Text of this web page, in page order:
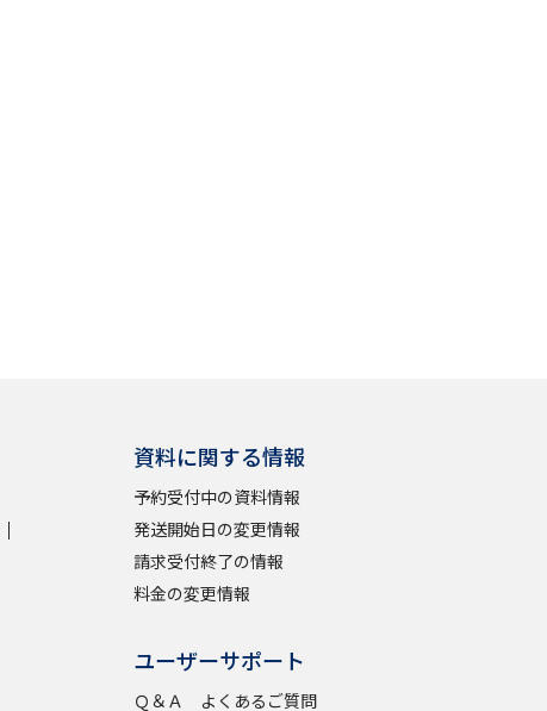
資料に関する情報
予約受付中の資料情報
発送開始日の変更情報
請求受付終了の情報
料金の変更情報
ユーザーサポート
Ｑ＆Ａ よくあるご質問